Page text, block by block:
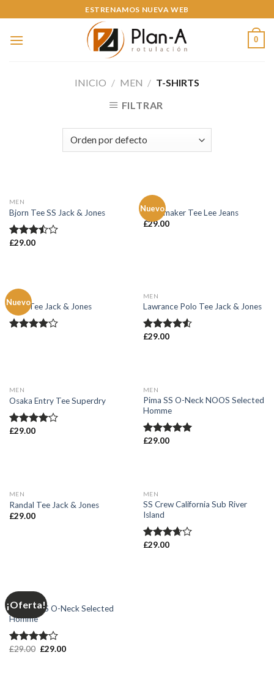
to
content
ESTRENAMOS NUEVA WEB
0
INICIO / MEN / T-SHIRTS
FILTRAR
MEN
Bjorn Tee SS Jack & Jones
Valorado
£29.00
Nuevo
Jeansmaker Tee Lee Jeans
£29.00
Nuevo
Land Tee Jack & Jones
MEN
Lawrance Polo Tee Jack & Jones
Valorado
£29.00
MEN
Osaka Entry Tee Superdry
Valorado
£29.00
MEN
Pima SS O-Neck NOOS Selected
Homme
Valorado en
£29.00
MEN
Randal Tee Jack & Jones
£29.00
MEN
SS Crew California Sub River
Island
Valorado
£29.00
¡Oferta!
Wicked SS O-Neck Selected
Homme
Valorado
£29.00 £29.00